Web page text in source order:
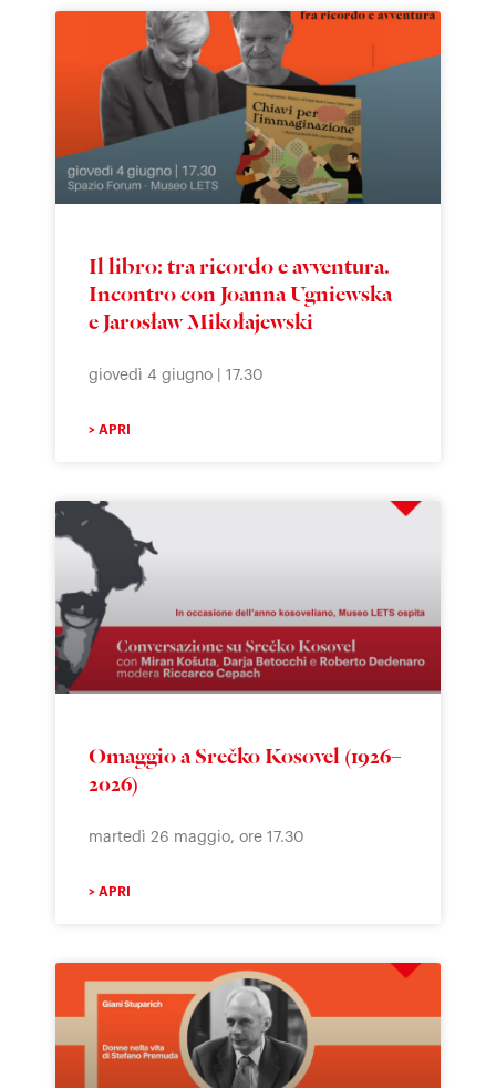
Il libro: tra ricordo e avventura.
Incontro con Joanna Ugniewska
e Jarosław Mikołajewski
giovedì 4 giugno | 17.30
> APRI
Omaggio a Srečko Kosovel (1926–
2026)
martedì 26 maggio, ore 17.30
> APRI